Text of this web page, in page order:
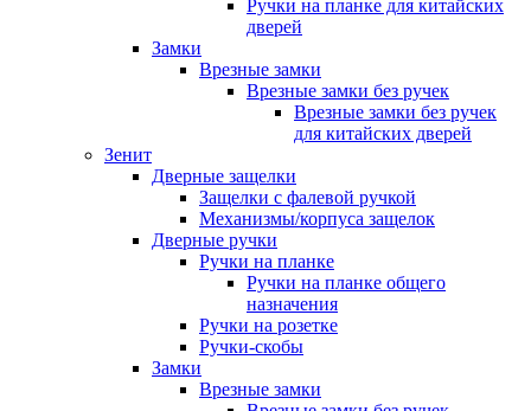
Ручки на планке для китайских
дверей
Замки
Врезные замки
Врезные замки без ручек
Врезные замки без ручек
для китайских дверей
Зенит
Дверные защелки
Защелки с фалевой ручкой
Механизмы/корпуса защелок
Дверные ручки
Ручки на планке
Ручки на планке общего
назначения
Ручки на розетке
Ручки-скобы
Замки
Врезные замки